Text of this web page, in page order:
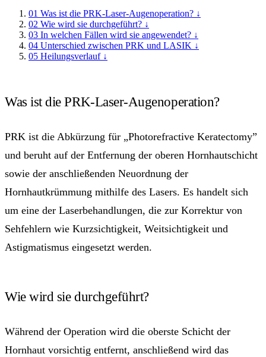
01 Was ist die PRK-Laser-Augenoperation? ↓
02 Wie wird sie durchgeführt? ↓
03 In welchen Fällen wird sie angewendet? ↓
04 Unterschied zwischen PRK und LASIK ↓
05 Heilungsverlauf ↓
Was ist die PRK-Laser-Augenoperation?
PRK ist die Abkürzung für „Photorefractive Keratectomy”
und beruht auf der Entfernung der oberen Hornhautschicht
sowie der anschließenden Neuordnung der
Hornhautkrümmung mithilfe des Lasers. Es handelt sich
um eine der Laserbehandlungen, die zur Korrektur von
Sehfehlern wie Kurzsichtigkeit, Weitsichtigkeit und
Astigmatismus eingesetzt werden.
Wie wird sie durchgeführt?
Während der Operation wird die oberste Schicht der
Hornhaut vorsichtig entfernt, anschließend wird das